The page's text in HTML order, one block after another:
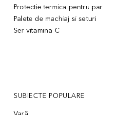
Protectie termica pentru par
Palete de machiaj si seturi
Ser vitamina C
SUBIECTE POPULARE